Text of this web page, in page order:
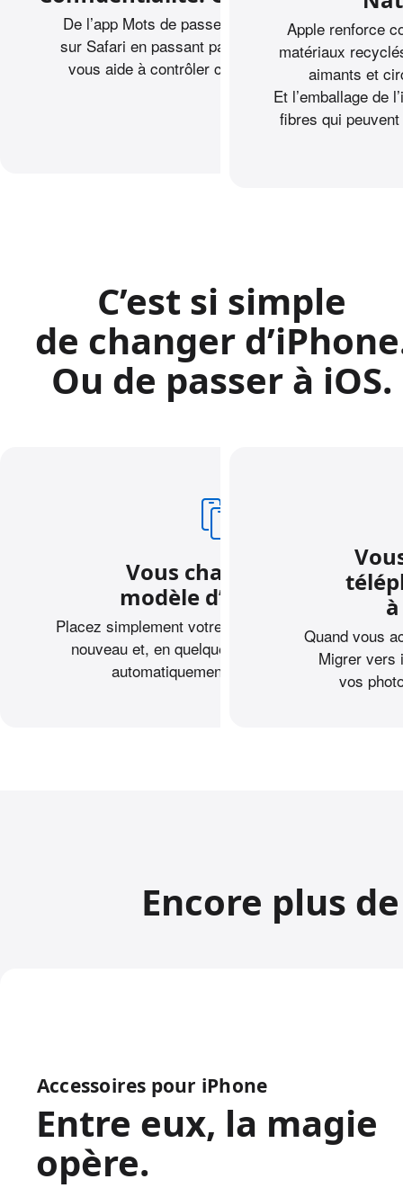
De l’app Mots de passe à la navigation privée
sur Safari en passant par l’app Santé, l’iPhone
vous aide à contrôler ce que vous partagez.
Apple renforce
matériaux
aimants et
Et l’emballage de
fibres qui
C’est si simple
de changer
Ou de passer à iOS.
Vous changez de
modèle d’iPhone ?
Placez simplement votre ancien iPhone près du
nouveau et, en quelques gestes, transférez
automatiquement vos données.
Quand vous
Migrer vers
vos
Encore plus
Accessoires pour iPhone
Entre eux, la magie
opère.